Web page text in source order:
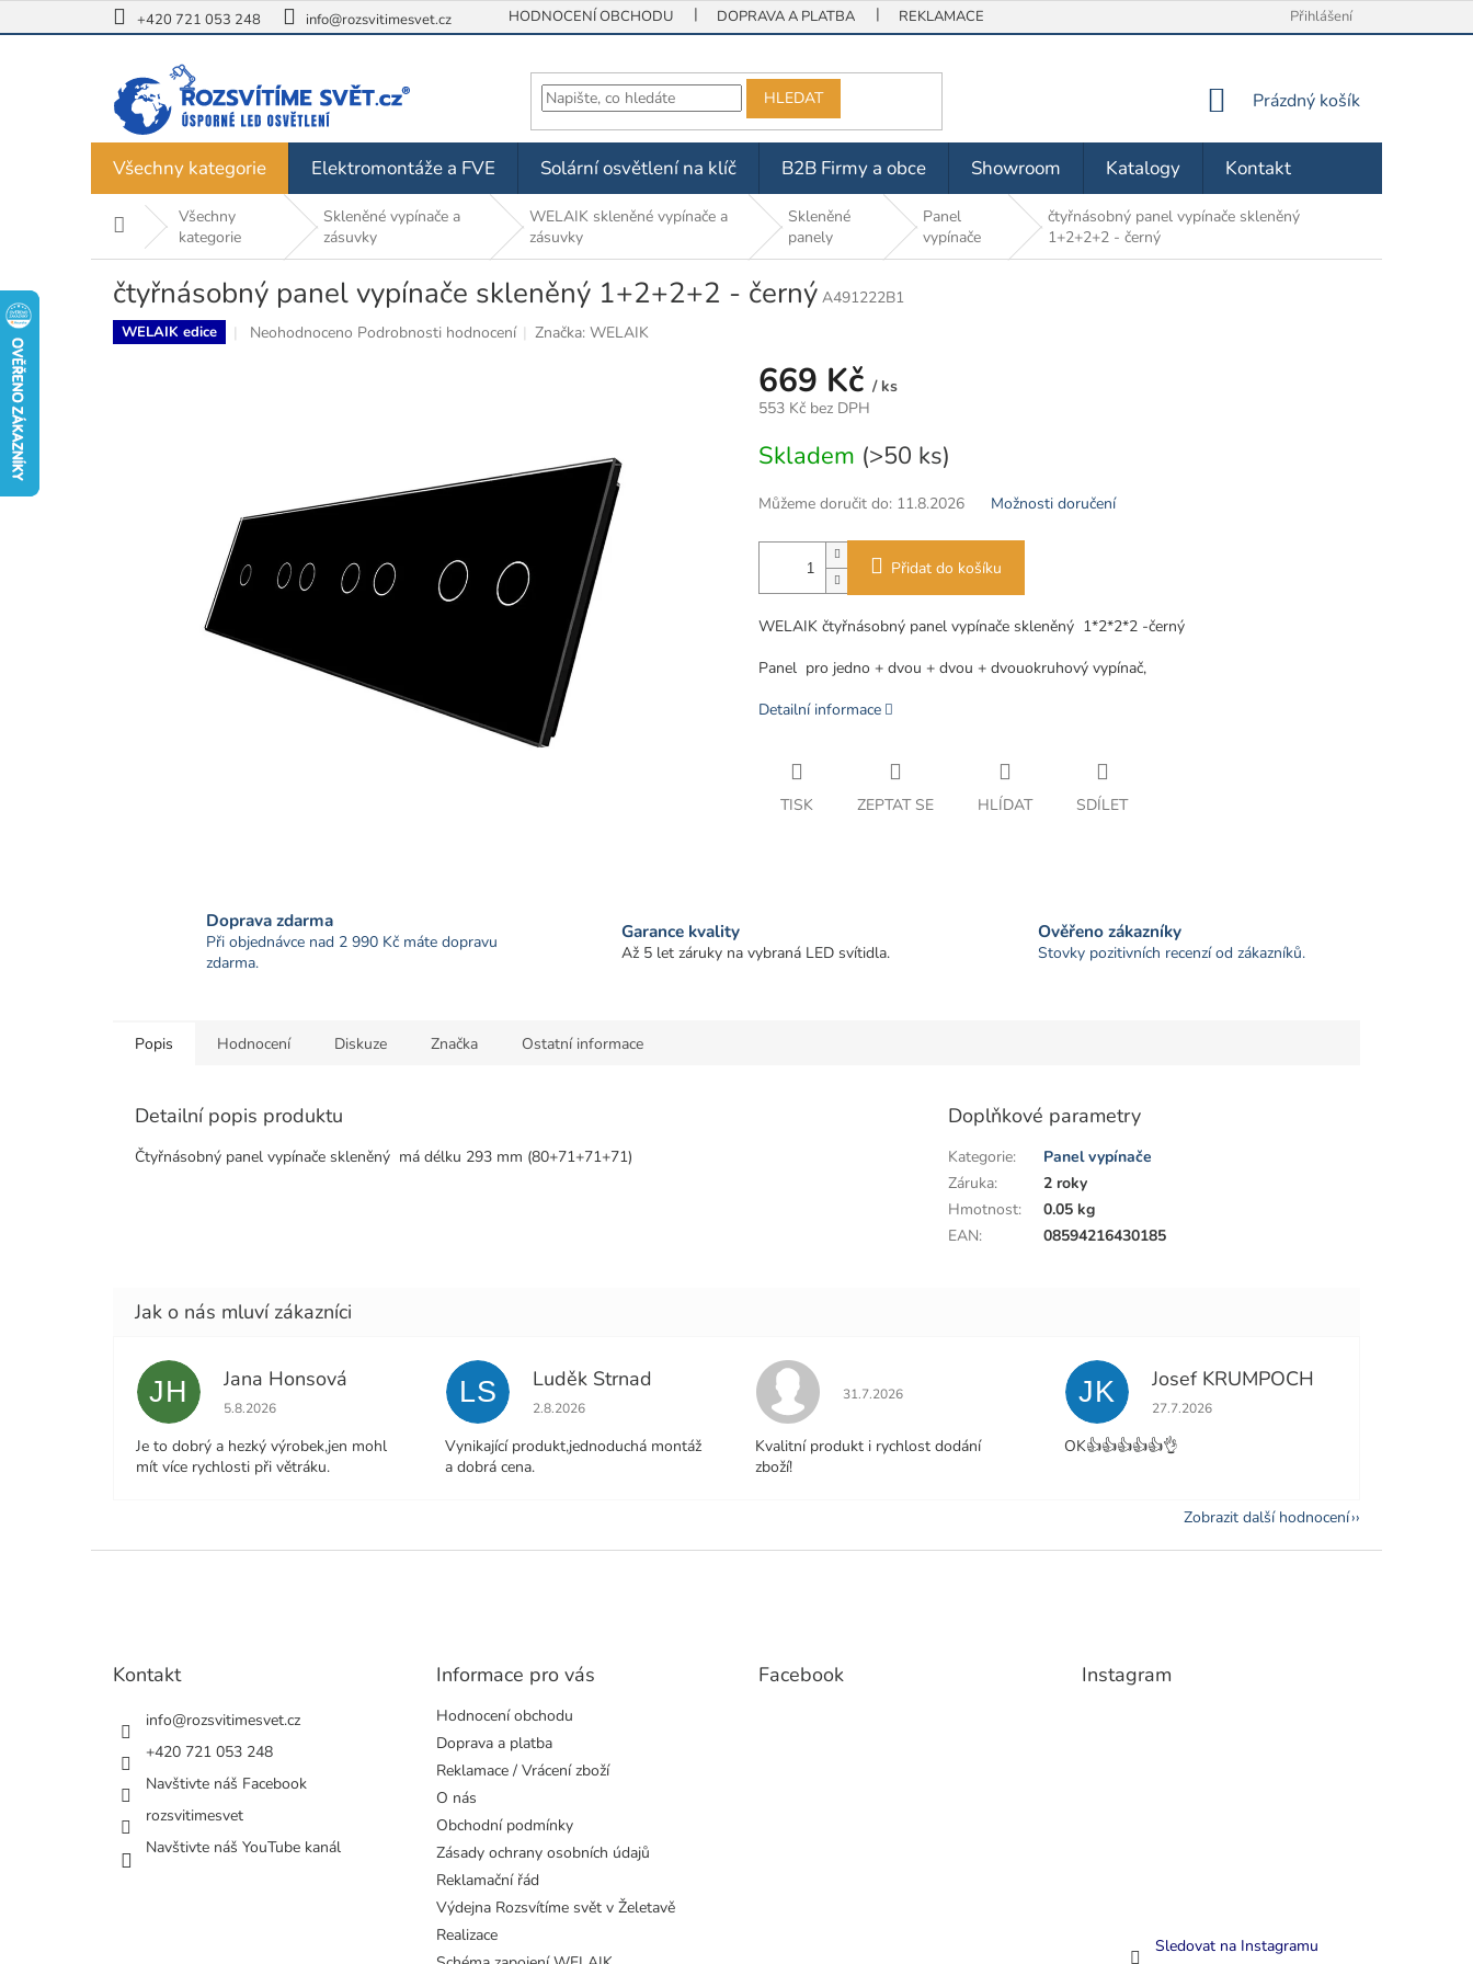
na
+420 721 053 248 info@rozsvitimesvet.cz HODNOCENÍ OBCHODU DOPRAVA A PLATBA REKLAMACE / VRÁCENÍ ZBOŽÍ OBCHODNÍ PODMÍNKY
Přihlášení
HLEDAT
NÁKUPNÍ
Prázdný košík
Všechny kategorie Elektromontáže a FVE Solární osvětlení na klíč B2B Firmy a obce Showroom Katalogy Kontakt
Domů Všechny
kategorie
Skleněné vypínače a
zásuvky
WELAIK skleněné vypínače a
zásuvky
Skleněné
panely
Panel
vypínače
čtyřnásobný panel vypínače skleněný
1+2+2+2 - černý
čtyřnásobný panel vypínače skleněný 1+2+2+2 - černý A491222B1
WELAIK edice
Průměrné
Neohodnoceno Podrobnosti hodnocení Značka:WELAIK
669 Kč / ks
553 Kč bez DPH
cena:
Skladem (>50 ks)
Můžeme doručit do: 11.8.2026 Možnosti doručení
Přidat do košíku
WELAIK čtyřnásobný panel vypínače skleněný 1*2*2*2 -černý
Panel pro jedno + dvou + dvou + dvouokruhový vypínač,
Detailní informace
TISK ZEPTAT SE HLÍDAT SDÍLET
Doprava zdarma
Při objednávce nad 2 990 Kč máte dopravu
zdarma.
Garance kvality
Až 5 let záruky na vybraná LED svítidla.
Ověřeno zákazníky
Stovky pozitivních recenzí od zákazníků.
Popis Hodnocení Diskuze Značka Ostatní informace
Detailní popis produktu
Čtyřnásobný panel vypínače skleněný má délku 293 mm (80+71+71+71)
Doplňkové parametry
Kategorie:
Panel vypínače
Záruka:
2 roky
Hmotnost:
0.05 kg
EAN: 08594216430185
JH Jana Honsová
Hodnocení obchodu je 5 z 5 hvězdiček.
5.8.2026
Je to dobrý a hezký výrobek,jen mohl
mít více rychlosti při větráku.
LS Luděk Strnad
Hodnocení obchodu je 5 z 5 hvězdiček.
2.8.2026
Vynikající produkt,jednoduchá montáž
a dobrá cena.
Hodnocení obchodu je 5 z 5 hvězdiček.
31.7.2026
Kvalitní produkt i rychlost dodání
zboží!
JK Josef KRUMPOCH
Hodnocení obchodu je 5 z 5 hvězdiček.
27.7.2026
OK👍👍👍👍👍👌
Zobrazit další hodnocení
Kontakt
info@rozsvitimesvet.cz
+420 721 053 248
Navštivte náš Facebook
rozsvitimesvet
Navštivte náš YouTube kanál
Informace pro vás
Hodnocení obchodu
Doprava a platba
Reklamace / Vrácení zboží
O nás
Obchodní podmínky
Zásady ochrany osobních údajů
Reklamační řád
Výdejna Rozsvítíme svět v Želetavě
Realizace
Facebook Instagram
Sledovat na Instagramu